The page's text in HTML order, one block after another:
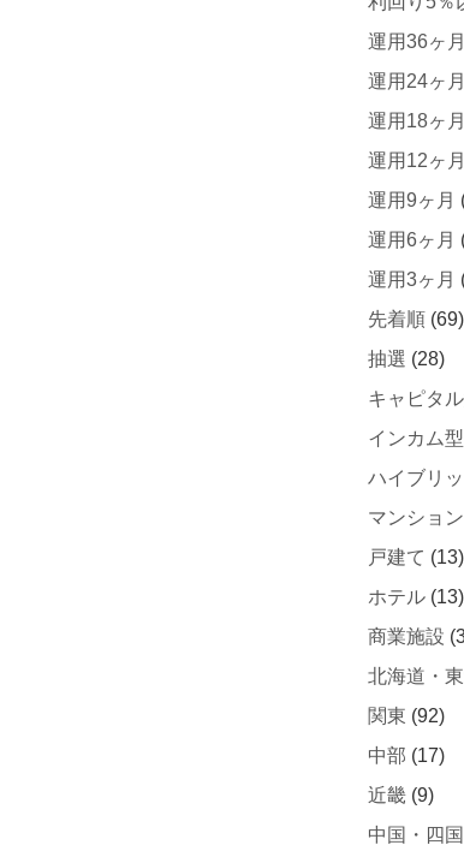
運用36ヶ月
運用24ヶ月
運用18ヶ月
運用12ヶ月
運用9ヶ月
運用6ヶ月
運用3ヶ月
先着順 (69)
抽選 (28)
キャピタ
インカム型
ハイブリ
マンショ
戸建て (13)
ホテル (13)
商業施設
北海道・
関東 (92)
中部 (17)
近畿 (9)
中国・四国